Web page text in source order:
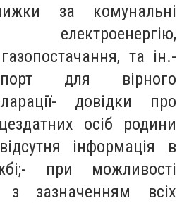
за комунальні
та ін.-
для вірного
довідки про
осіб родини
інформація в
при можливості
з зазначенням всіх